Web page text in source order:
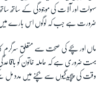
سہولت اور آلات کی موجودگی کے ساتھ ساتھ
ضرورت ہے جب کہ لوگوں اس بارے میں
ماں اور بچے کی صحت سے متعلق سرگرم
بہت ضروری ہے کہ حاملہ خاتون کو
وقت کی پیچیدگیوں سے بچنے میں مدد مل